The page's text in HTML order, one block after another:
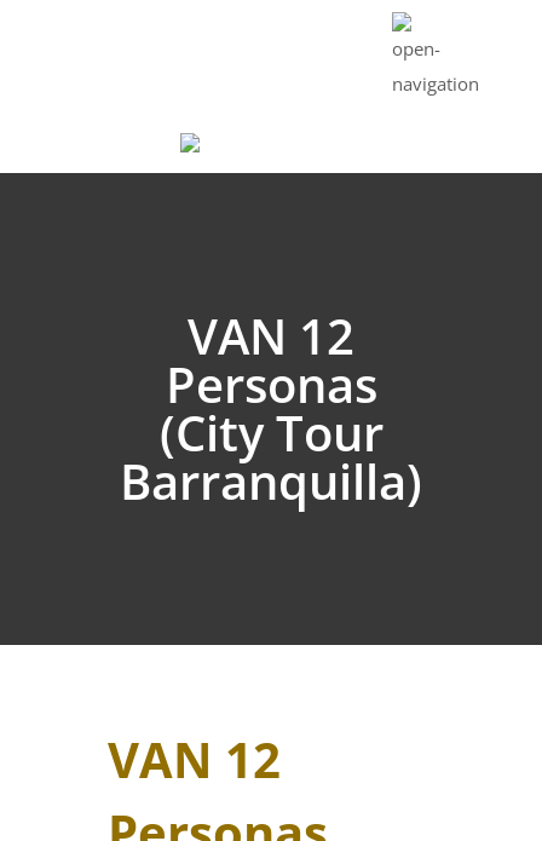
VAN 12
Personas
(City Tour
Barranquilla)
VAN 12